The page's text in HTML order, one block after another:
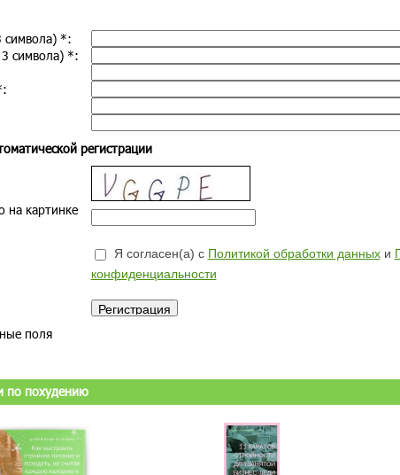
*:
символа) *:
:
регистрации
на картинке
Я согласен(а) с Политикой обработки данныхи
конфиденциальности
поля
по похудению